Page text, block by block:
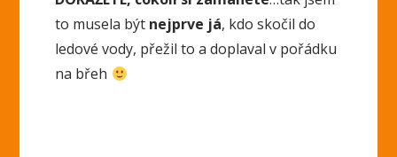
to musela být nejprve já, kdo skočil do
ledové vody, přežil to a doplaval v pořádku
na břeh